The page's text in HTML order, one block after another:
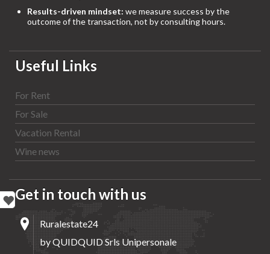
Results-driven mindset: we measure success by the
outcome of the transaction, not by consulting hours.
Useful Links
For Rent
For Sale
Vacation Rental
Wine news
Get in touch with us
Ruralestate24
by QUIDQUID Srls Unipersonale